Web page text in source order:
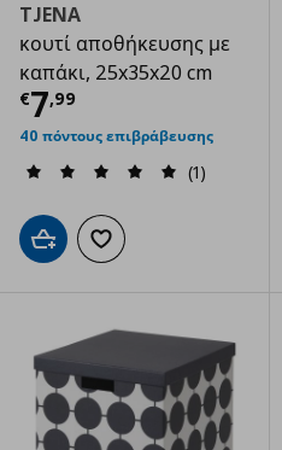
TJENA
κουτί αποθήκευσης με
καπάκι, 25x35x20 cm
€7,99
Τρέχουσα τιμή
40 πόντους επιβράβευσης
(1)
Προσθήκη στο καλάθι
Προσθήκη στα αγαπημένα